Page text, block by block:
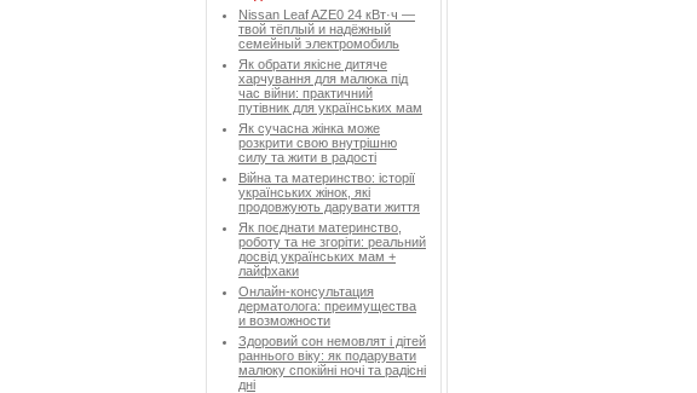
Nissan Leaf AZE0 24 кВт·ч —
твой тёплый и надёжный
семейный электромобиль
Як обрати якісне дитяче
харчування для малюка під
час війни: практичний
путівник для українських мам
Як сучасна жінка може
розкрити свою внутрішню
силу та жити в радості
Війна та материнство: історії
українських жінок, які
продовжують дарувати життя
Як поєднати материнство,
роботу та не згоріти: реальний
досвід українських мам +
лайфхаки
Онлайн-консультация
дерматолога: преимущества
и возможности
Здоровий сон немовлят і дітей
раннього віку: як подарувати
малюку спокійні ночі та радісні
дні